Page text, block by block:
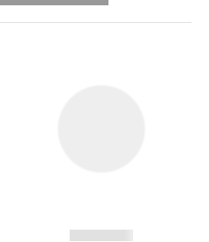
------------